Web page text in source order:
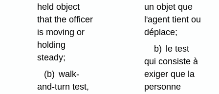
held object
that the officer
is moving or
holding
steady;
(b) walk-
and-turn test,
un objet que
l'agent tient ou
déplace;
b)
le test
qui consiste à
exiger que la
personne